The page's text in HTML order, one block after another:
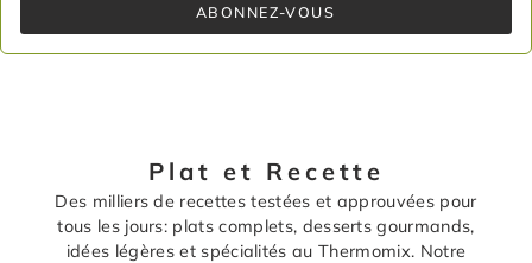
ABONNEZ-VOUS
Plat et Recette
Des milliers de recettes testées et approuvées pour
tous les jours: plats complets, desserts gourmands,
idées légères et spécialités au Thermomix. Notre